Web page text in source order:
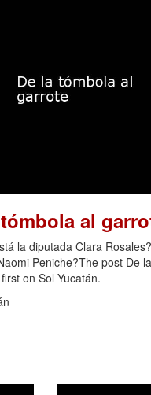
al
la diputada Clara
Peniche?The post De
on Sol Yucatán.